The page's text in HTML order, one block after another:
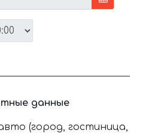
данные
(город, гостиница,